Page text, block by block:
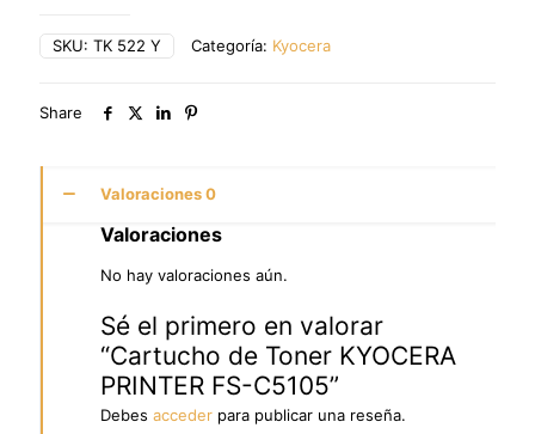
SKU: TK 522 Y Categoría: Kyocera
Share
Valoraciones0
Valoraciones
No hay valoraciones aún.
Sé el primero en valorar
“Cartucho de Toner KYOCERA
PRINTER FS-C5105”
Debes acceder para publicar una reseña.